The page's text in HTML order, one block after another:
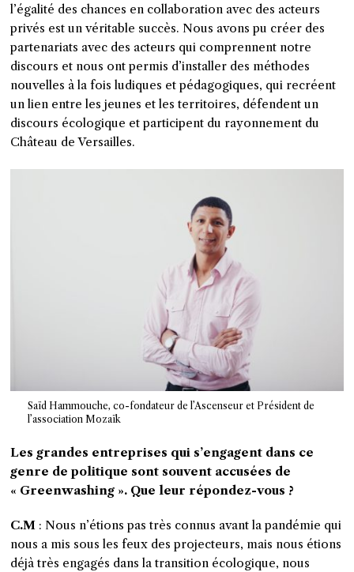
l’égalité des chances en collaboration avec des acteurs
privés est un véritable succès. Nous avons pu créer des
partenariats avec des acteurs qui comprennent notre
discours et nous ont permis d’installer des méthodes
nouvelles à la fois ludiques et pédagogiques, qui recréent
un lien entre les jeunes et les territoires, défendent un
discours écologique et participent du rayonnement du
Château de Versailles.
Saïd Hammouche, co-fondateur de l’Ascenseur et Président de
l’association Mozaïk
Les grandes entreprises qui s’engagent dans ce
genre de politique sont souvent accusées de
« Greenwashing ». Que leur répondez-vous ?
C.M : Nous n’étions pas très connus avant la pandémie qui
nous a mis sous les feux des projecteurs, mais nous étions
déjà très engagés dans la transition écologique, nous